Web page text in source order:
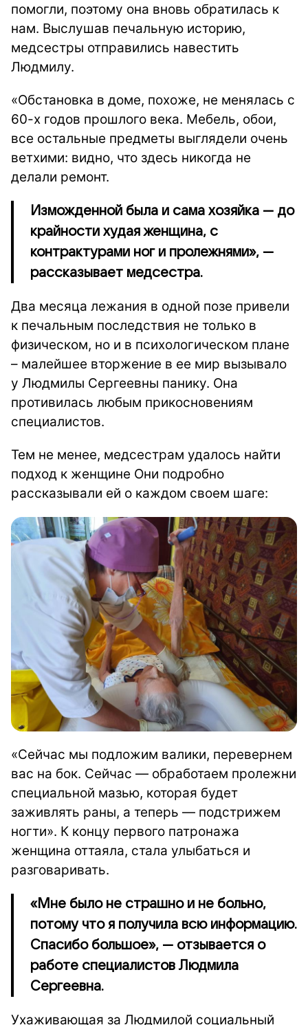
помогли, поэтому она вновь обратилась к
нам. Выслушав печальную историю,
медсестры отправились навестить
Людмилу.
«Обстановка в доме, похоже, не менялась с
60-х годов прошлого века. Мебель, обои,
все остальные предметы выглядели очень
ветхими: видно, что здесь никогда не
делали ремонт.
Изможденной была и сама хозяйка — до
крайности худая женщина, с
контрактурами ног и пролежнями», —
рассказывает медсестра.
Два месяца лежания в одной позе привели
к печальным последствия не только в
физическом, но и в психологическом плане
– малейшее вторжение в ее мир вызывало
у Людмилы Сергеевны панику. Она
противилась любым прикосновениям
специалистов.
Тем не менее, медсестрам удалось найти
подход к женщине Они подробно
рассказывали ей о каждом своем шаге:
«Сейчас мы подложим валики, перевернем
вас на бок. Сейчас — обработаем пролежни
специальной мазью, которая будет
заживлять раны, а теперь — подстрижем
ногти». К концу первого патронажа
женщина оттаяла, стала улыбаться и
разговаривать.
«Мне было не страшно и не больно,
потому что я получила всю информацию.
Спасибо большое», — отзывается о
работе специалистов Людмила
Сергеевна.
Ухаживающая за Людмилой социальный